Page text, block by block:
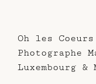
Oh les Coeurs
Photographe
Luxembourg &